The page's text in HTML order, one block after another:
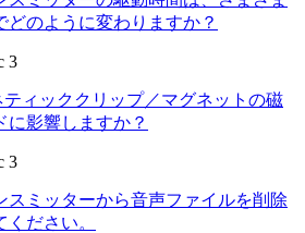
どのように変わりますか？
3
ィッククリップ／マグネットの磁
に影響しますか？
3
ミッターから音声ファイルを削除
ださい。